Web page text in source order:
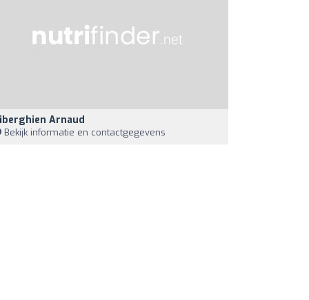
Arnaud
Bekijk informatie en contactgegevens